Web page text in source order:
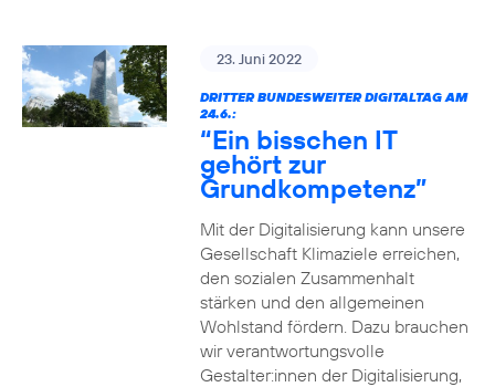
23. Juni 2022
DRITTER BUNDESWEITER DIGITALTAG AM
24.6.:
“Ein bisschen IT
gehört zur
Grundkompetenz”
Mit der Digitalisierung kann unsere
Gesellschaft Klimaziele erreichen,
den sozialen Zusammenhalt
stärken und den allgemeinen
Wohlstand fördern. Dazu brauchen
wir verantwortungsvolle
Gestalter:innen der Digitalisierung,